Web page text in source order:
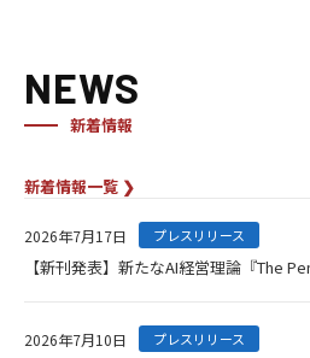
NEWS
新着情報
新着情報一覧 ❯
2026年7月17日 プレスリリース
【新刊発表】新たなAI経営理論『The
2026年7月10日 プレスリリース